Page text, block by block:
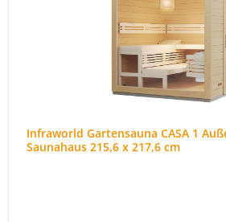
Infraworld Gartensauna CASA 1
Saunahaus 215,6 x 217,6 cm